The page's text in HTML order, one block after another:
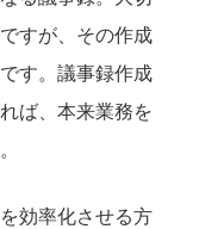
すが、その作成
す。議事録作成
ば、本来業務を
効率化させる方